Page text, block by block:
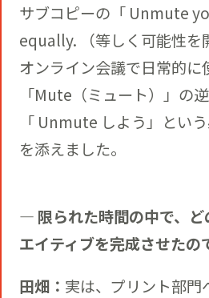
サブコピーの「 Unmute
equally. （等しく可能性を
オンライン会議で日常的に
「Mute（ミュート）」の
「 Unmute しよう」とい
を添えました。
― 限られた時間の中で、ど
エイティブを完成させたの
田畑： 実は、プリント部